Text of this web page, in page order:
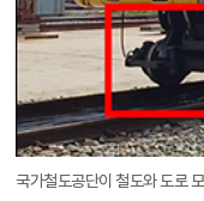
국가철도공단이 철도와 도로